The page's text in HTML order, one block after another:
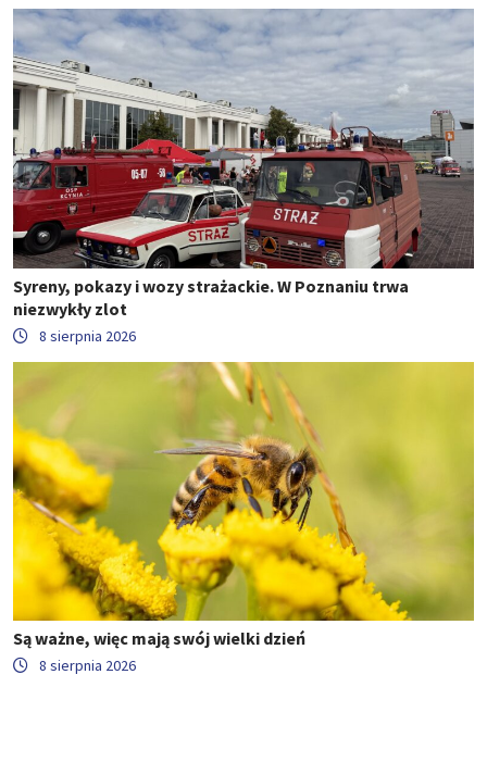
Syreny, pokazy i wozy strażackie. W Poznaniu trwa
niezwykły zlot
8 sierpnia 2026
Są ważne, więc mają swój wielki dzień
8 sierpnia 2026